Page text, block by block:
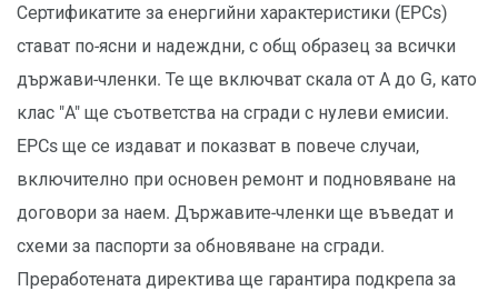
Сертификатите за енергийни характеристики (EPCs)
стават по-ясни и надеждни, с общ образец за всички
държави-членки. Те ще включват скала от A до G, като
клас "A" ще съответства на сгради с нулеви емисии.
EPCs ще се издават и показват в повече случаи,
включително при основен ремонт и подновяване на
договори за наем. Държавите-членки ще въведат и
схеми за паспорти за обновяване на сгради.
Преработената директива ще гарантира подкрепа за